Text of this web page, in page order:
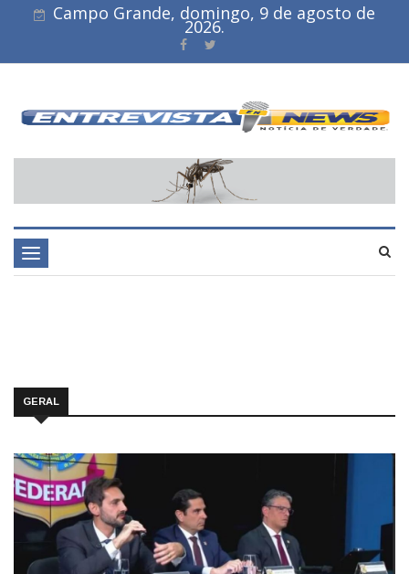
Campo Grande, domingo, 9 de agosto de
2026.
Toggle
navigation
GERAL